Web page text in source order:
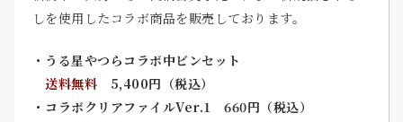
しを使用したコラボ商品を販売しております。
・うる星やつらコラボ中ビンセット
送料無料 5,400円（税込）
・コラボクリアファイルVer.1 660円（税込）